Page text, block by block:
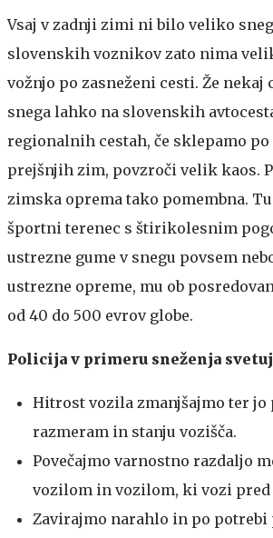
Vsaj v zadnji zimi ni bilo veliko
slovenskih voznikov zato nima
vožnjo po zasneženi cesti. Že nekaj
snega lahko na slovenskih
regionalnih cestah, če sklepamo
prejšnjih zim, povzroči velik kaos.
zimska oprema tako pomembna.
športni terenec s štirikolesnim
ustrezne gume v snegu povsem
ustrezne opreme, mu ob
od 40 do 500 evrov globe.
Policija v primeru sneženja
Hitrost vozila zmanjšajmo ter
razmeram in stanju vozišča.
Povečajmo varnostno razdaljo
vozilom in vozilom, ki vozi pred
Zavirajmo narahlo in po potrebi